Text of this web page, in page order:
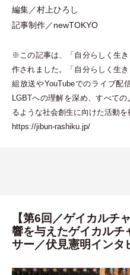
編集／村上ひろし
記事制作／newTOKYO
※この記事は、 「自分らしく生
作されました。
「自分らしく生
組放送やYouTubeでのライブ配
LGBTへの理解を深め、すべて
るような社会創生に向けた活動を
https://jibun-rashiku.jp/
【第6回／ゲイカルチ
響を与えたゲイカルチ
サー／伏見憲明インタ